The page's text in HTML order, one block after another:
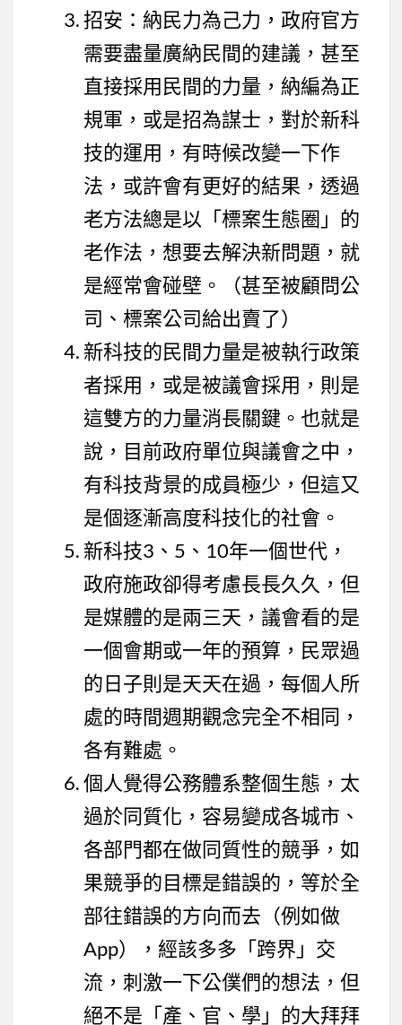
招安：納民力為己力，政府官方
需要盡量廣納民間的建議，甚至
直接採用民間的力量，納編為正
規軍，或是招為謀士，對於新科
技的運用，有時候改變一下作
法，或許會有更好的結果，透過
老方法總是以「標案生態圈」的
老作法，想要去解決新問題，就
是經常會碰壁。（甚至被顧問公
司、標案公司給出賣了）
新科技的民間力量是被執行政策
者採用，或是被議會採用，則是
這雙方的力量消長關鍵。也就是
說，目前政府單位與議會之中，
有科技背景的成員極少，但這又
是個逐漸高度科技化的社會。
新科技3、5、10年一個世代，
政府施政卻得考慮長長久久，但
是媒體的是兩三天，議會看的是
一個會期或一年的預算，民眾過
的日子則是天天在過，每個人所
處的時間週期觀念完全不相同，
各有難處。
個人覺得公務體系整個生態，太
過於同質化，容易變成各城市、
各部門都在做同質性的競爭，如
果競爭的目標是錯誤的，等於全
部往錯誤的方向而去（例如做
App），經該多多「跨界」交
流，刺激一下公僕們的想法，但
絕不是「產、官、學」的大拜拜